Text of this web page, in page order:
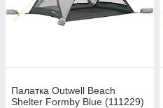
Палатка Outwell Beach
Shelter Formby Blue (111229)